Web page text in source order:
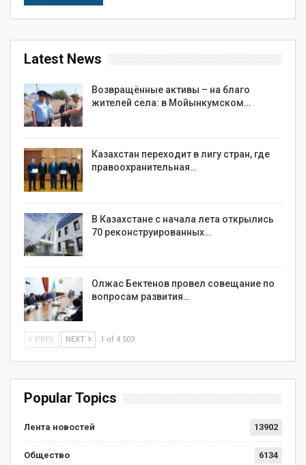
Latest News
Возвращённые активы – на благо
жителей села: в Мойынкумском…
Казахстан переходит в лигу стран, где
правоохранительная…
В Казахстане с начала лета открылись
70 реконструированных…
Олжас Бектенов провел совещание по
вопросам развития…
PREV NEXT 1 of 4 503
Popular Topics
Лента новостей 13902
Общество 6134